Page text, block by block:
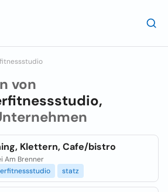
von
Klettern, Cafe/bistro
Am Brenner
statz